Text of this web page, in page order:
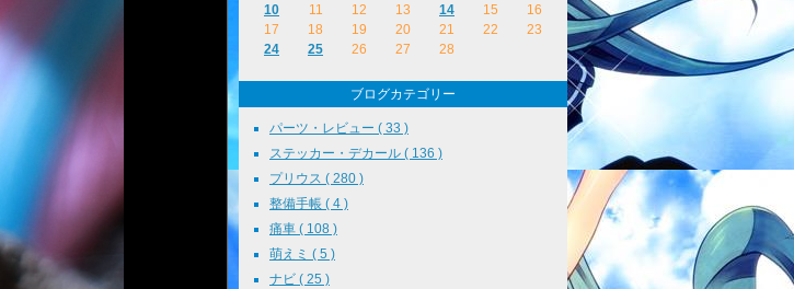
10
11 12 13 14 15
16
17
18 19 20 21 22
23
24
25 26 27 28
ブログカテゴリー
パーツ・レビュー ( 33 )
ステッカー・デカール ( 136 )
プリウス ( 280 )
整備手帳 ( 4 )
痛車 ( 108 )
萌えミ ( 5 )
ナビ ( 25 )